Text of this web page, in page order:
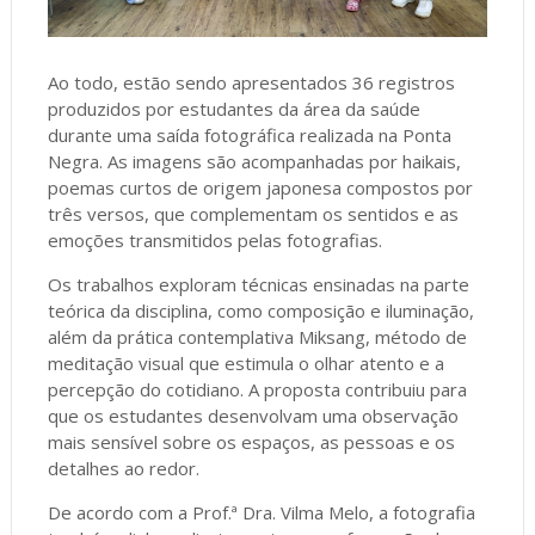
Ao todo, estão sendo apresentados 36 registros
produzidos por estudantes da área da saúde
durante uma saída fotográfica realizada na Ponta
Negra. As imagens são acompanhadas por haikais,
poemas curtos de origem japonesa compostos por
três versos, que complementam os sentidos e as
emoções transmitidos pelas fotografias.
Os trabalhos exploram técnicas ensinadas na parte
teórica da disciplina, como composição e iluminação,
além da prática contemplativa Miksang, método de
meditação visual que estimula o olhar atento e a
percepção do cotidiano. A proposta contribuiu para
que os estudantes desenvolvam uma observação
mais sensível sobre os espaços, as pessoas e os
detalhes ao redor.
De acordo com a Prof.ª Dra. Vilma Melo, a fotografia